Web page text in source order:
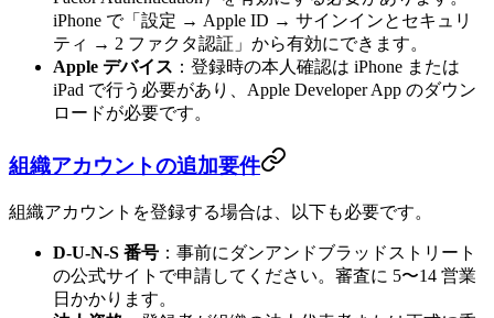
iPhone で「設定 → Apple ID → サインインとセキュリ
ティ → 2 ファクタ認証」から有効にできます。
Apple デバイス ：登録時の本人確認は iPhone または
iPad で行う必要があり、Apple Developer App のダウン
ロードが必要です。
組織アカウントの追加要件
組織アカウントを登録する場合は、以下も必要です。
D-U-N-S 番号 ：事前にダンアンドブラッドストリート
の公式サイトで申請してください。審査に 5〜14 営業
日かかります。